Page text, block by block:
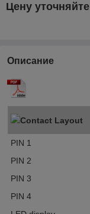
Цену уточняйте
Описание
Contact Layout
PIN 1
PIN 2
PIN 3
PIN 4